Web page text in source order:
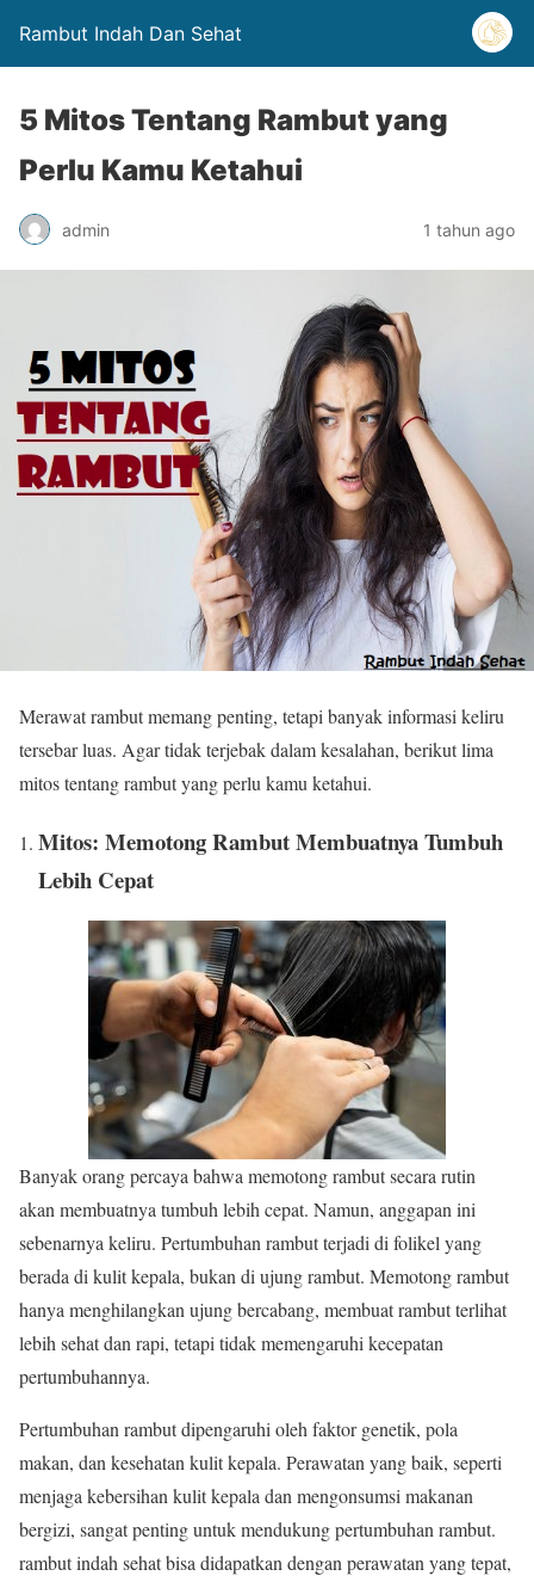
Rambut Indah Dan Sehat
5 Mitos Tentang Rambut yang
Perlu Kamu Ketahui
admin 1 tahun ago
Merawat rambut memang penting, tetapi banyak informasi keliru
tersebar luas. Agar tidak terjebak dalam kesalahan, berikut lima
mitos tentang rambut yang perlu kamu ketahui.
Mitos: Memotong Rambut Membuatnya Tumbuh
Lebih Cepat
Banyak orang percaya bahwa memotong rambut secara rutin
akan membuatnya tumbuh lebih cepat. Namun, anggapan ini
sebenarnya keliru. Pertumbuhan rambut terjadi di folikel yang
berada di kulit kepala, bukan di ujung rambut. Memotong rambut
hanya menghilangkan ujung bercabang, membuat rambut terlihat
lebih sehat dan rapi, tetapi tidak memengaruhi kecepatan
pertumbuhannya.
Pertumbuhan rambut dipengaruhi oleh faktor genetik, pola
makan, dan kesehatan kulit kepala. Perawatan yang baik, seperti
menjaga kebersihan kulit kepala dan mengonsumsi makanan
bergizi, sangat penting untuk mendukung pertumbuhan rambut.
rambut indah sehat bisa didapatkan dengan perawatan yang tepat,